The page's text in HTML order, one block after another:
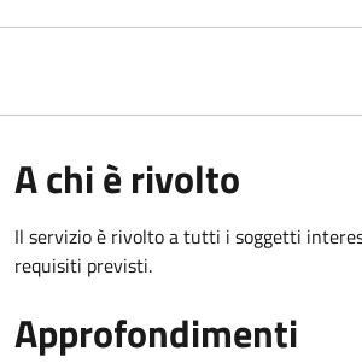
A chi è rivolto
Il servizio è rivolto a tutti i soggetti
requisiti previsti.
Approfondimenti